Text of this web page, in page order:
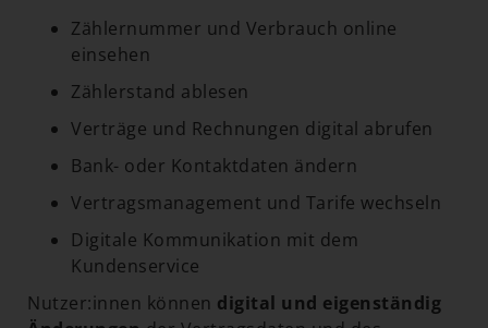
Zählernummer und Verbrauch online
einsehen
Zählerstand ablesen
Verträge und Rechnungen digital abrufen
Bank- oder Kontaktdaten ändern
Vertragsmanagement und Tarife wechseln
Digitale Kommunikation mit dem
Kundenservice
Nutzer:innen können digital und eigenständig